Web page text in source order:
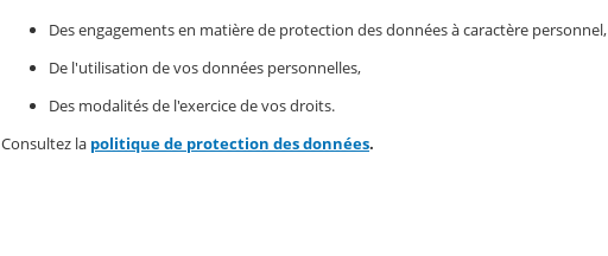
Des engagements en matière de protection des données à caractère personnel,
De l'utilisation de vos données personnelles,
Des modalités de l'exercice de vos droits.
Consultez la politique de protection des données.